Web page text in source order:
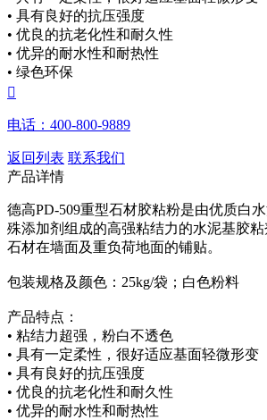
• 具有良好的抗压强度
• 优良的抗老化性和耐久性
• 优异的耐水性和耐热性
• 绿色环保

电话：400-800-9889
返回列表 联系我们
产品详情
德高PD-509重型石材胶粘粉是由优质白
殊添加剂组成的高强粘结力的水泥基胶
石材在墙面及重负荷地面的铺贴。
包装规格及颜色：25kg/袋；白色粉料
产品特点：
• 粘结力超强，粉白不透色
• 具有一定柔性，很好适应基面轻微形变
• 具有良好的抗压强度
• 优良的抗老化性和耐久性
• 优异的耐水性和耐热性